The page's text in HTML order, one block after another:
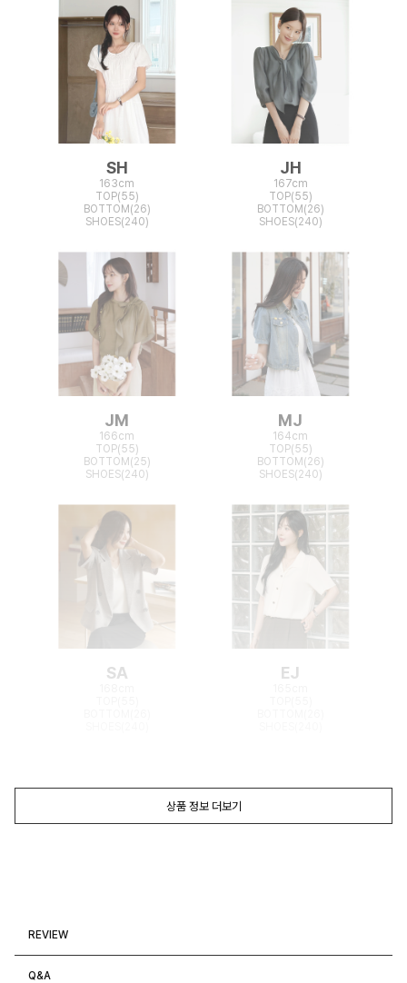
SH
163cm
TOP(55)
BOTTOM(26)
SHOES(240)
JH
167cm
TOP(55)
BOTTOM(26)
SHOES(240)
JM
166cm
TOP(55)
BOTTOM(25)
SHOES(240)
MJ
164cm
TOP(55)
BOTTOM(26)
SHOES(240)
SA EJ
상품 정보 더보기
REVIEW
Q&A